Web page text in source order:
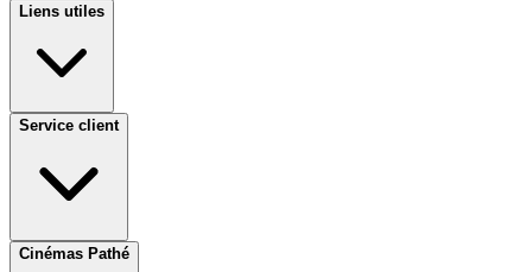
Liens utiles
Service client
Cinémas Pathé